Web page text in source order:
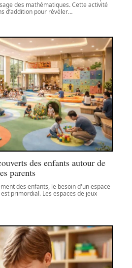
des mathématiques. Cette activité
d’addition pour révéler…
des enfants autour de
parents
des enfants, le besoin d'un espace
primordial. Les espaces de jeux